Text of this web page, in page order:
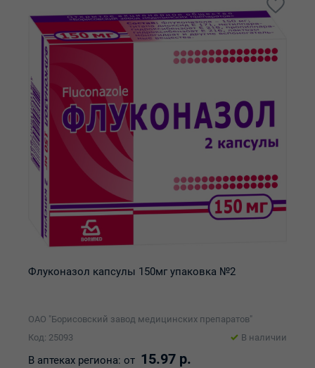
Флуконазол капсулы 150мг упаковка №2
ОАО "Борисовский завод медицинских препаратов"
Код: 25093
В наличии
В аптеках региона: от 15.97 р.